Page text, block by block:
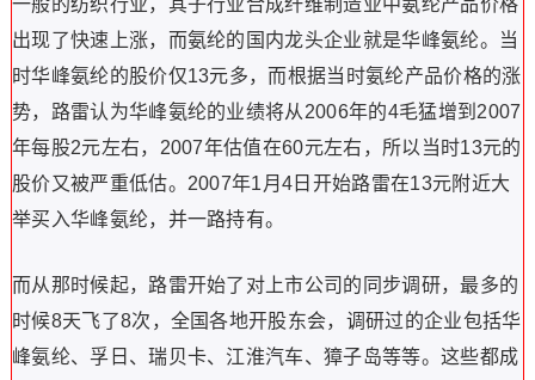
出现了快速上涨，而氨纶的国内龙头企业就是华峰氨纶。当
时华峰氨纶的股价仅13元多，而根据当时氨纶产品价格的涨
势，路雷认为华峰氨纶的业绩将从2006年的4毛猛增到2007
年每股2元左右，2007年估值在60元左右，所以当时13元的
股价又被严重低估。2007年1月4日开始路雷在13元附近大
举买入华峰氨纶，并一路持有。
而从那时候起，路雷开始了对上市公司的同步调研，最多的
时候8天飞了8次，全国各地开股东会，调研过的企业包括华
峰氨纶、孚日、瑞贝卡、江淮汽车、獐子岛等等。这些都成